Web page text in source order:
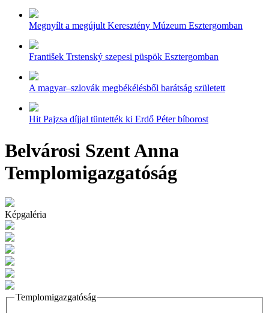
Megnyílt a megújult Keresztény Múzeum Esztergomban
František Trstenský szepesi püspök Esztergomban
A magyar–szlovák megbékélésből barátság született
Hit Pajzsa díjjal tüntették ki Erdő Péter bíborost
Belvárosi Szent Anna
Templomigazgatóság
Képgaléria
Templomigazgatóság